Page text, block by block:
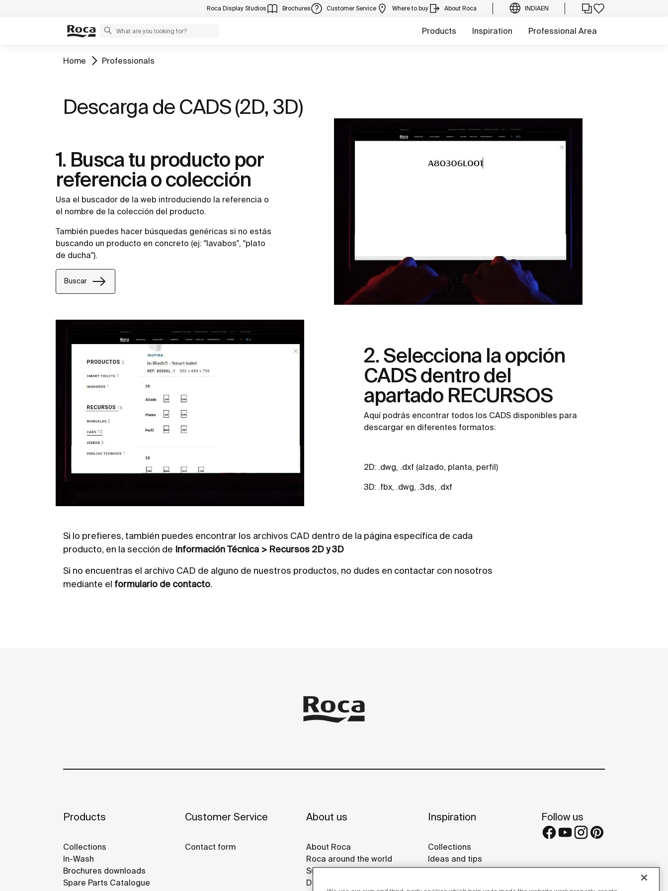
Roca Display Studios Brochures Customer Service Where to buy About Roca INDIAEN
Products Inspiration Professional Area
Home Professionals
Descarga de CADS (2D, 3D)
1. Busca tu producto por
referencia o colección
Usa el buscador de la web introduciendo la referencia o
el nombre de la colección del producto.
También puedes hacer búsquedas genéricas si no estás
buscando un producto en concreto (ej: "lavabos", "plato
de ducha").
Buscar
2. Selecciona la opción
CADS dentro del
apartado RECURSOS
Aquí podrás encontrar todos los CADS disponibles para
descargar en diferentes formatos:
2D: .dwg, .dxf (alzado, planta, perfil)
3D: .fbx, .dwg, .3ds, .dxf
Si lo prefieres, también puedes encontrar los archivos CAD dentro de la página específica de cada
producto, en la sección de Información Técnica > Recursos 2D y 3D
Si no encuentras el archivo CAD de alguno de nuestros productos, no dudes en contactar con nosotros
mediante el formulario de contacto.
Products
Collections
In-Wash
Brochures downloads
Spare Parts Catalogue
Customer Service
Contact form
About us
About Roca
Roca around the world
Sustainability
Design & Innovation
Inspiration
Collections
Ideas and tips
Reference projects
Follow us